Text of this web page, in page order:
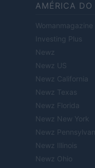
AMÉRICA DO
Womanmagazine
Investing Plus
Newz
Newz US
Newz California
Newz Texas
Newz Florida
Newz New York
Newz
Newz Illinois
Newz Ohio